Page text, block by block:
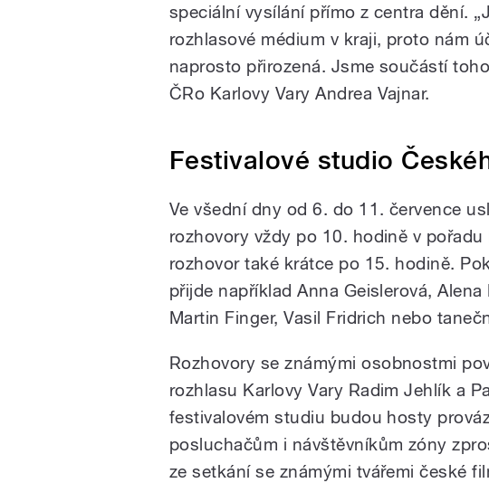
speciální vysílání přímo z centra dění.
rozhlasové médium v kraji, proto nám
naprosto přirozená. Jsme součástí
ČRo Karlovy Vary Andrea Vajnar.
Festivalové studio
Ve všední dny od 6. do 11. července
rozhovory vždy po 10. hodině v
rozhovor také krátce po 15. hodině.
přijde například Anna Geislerová,
Martin Finger, Vasil Fridrich nebo
Rozhovory se známými osobnostmi
rozhlasu Karlovy Vary Radim Jehlík a
festivalovém studiu budou hosty
posluchačům i návštěvníkům zóny
ze setkání se známými tvářemi české